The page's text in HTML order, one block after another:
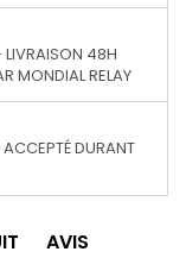
48H
MONDIAL RELAY
DURANT
AVIS